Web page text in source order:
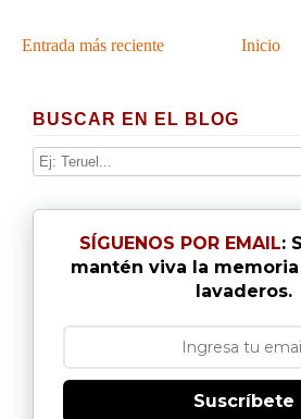
Entrada más reciente Inicio
BUSCAR EN EL BLOG
SÍGUENOS POR EMAIL:
mantén viva la
lavaderos.
Suscríbete